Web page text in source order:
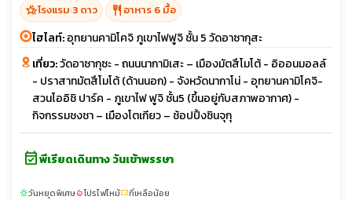
hotel_classโรงแรม 3 ดาว restaurant อาหาร 6 มื้อ
ไฮไลท์:อุทยานคามิโคจิ ภูเขาไฟฟูจิ ชั้น 5 วัดอาซากุสะ
เที่ยว:วัดอาซากุซะ - ถนนนากามิเสะ – เมืองมัตสึโมโต้ - อิออนมอลล์
- ปราสาทมัตสึโมโต้ (ด้านนอก) - จังหวัดนากาโน่ - อุทยานคามิโคจิ-
สวนโออิชิ ปาร์ค - ภูเขาไฟ ฟูจิ ชั้น5 (ขึ้นอยู่กับสภาพอากาศ) -
กิจกรรมชงชา – เมืองโตเกียว – ช้อปปิ้งชินจุกุ
event_availableพีเรียดเดินทาง วันเข้าพรรษา
sunnyวันหยุดพิเศษlocal_fire_departmentโปรไฟไหม้confirmation_numberที่เหลือน้อย